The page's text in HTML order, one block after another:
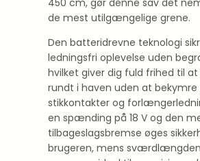
450 cm, gør denne sav det
de mest utilgængelige grene.
Den batteridrevne teknologi
ledningsfri oplevelse uden
hvilket giver dig fuld frihed til
rundt i haven uden at bekymre
stikkontakter og
en spænding på 18 V og den
tilbageslagsbremse øges
brugeren, mens